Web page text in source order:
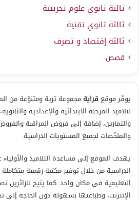
ثالثة ثانوي علوم تجريبية
ثالثة ثانوي تقنية
ثالثة إقتصاد و تصرف
قصص
يوفّر موقع قرايةمجموعة ثرية ومتنوّعة من
لتلاميذ المرحلة الابتدائية والإعدادية
والتمارين، إضافة إلى فروض المراقبة
والملخّصات لجميع المستويات الدراسية.
يهدف الموقع إلى مساعدة التلاميذ
الدراسية من خلال توفير مكتبة رقمية
التعليمية في مكان واحد. كما يتيح للزائرين
الإنترنت، وطباعتها بسهولة دون الحاجة إلى